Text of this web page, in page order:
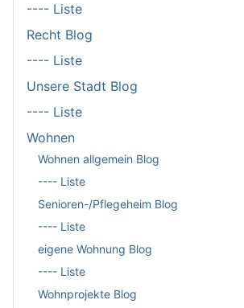
---- Liste
Recht Blog
---- Liste
Unsere Stadt Blog
---- Liste
Wohnen
Wohnen allgemein Blog
---- Liste
Senioren-/Pflegeheim Blog
---- Liste
eigene Wohnung Blog
---- Liste
Wohnprojekte Blog